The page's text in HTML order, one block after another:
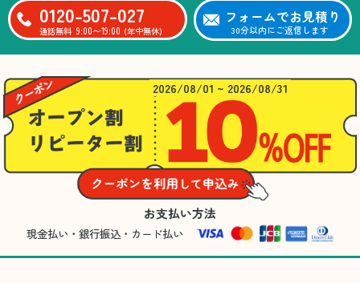
0120-507-027
通話無料 9:00〜19:00 (年中無休)
フォームでお見積り
30分以内にご返信します
2026/08/01 ~ 2026/08/31
お支払い方法
現金払い・銀行振込・カード払い